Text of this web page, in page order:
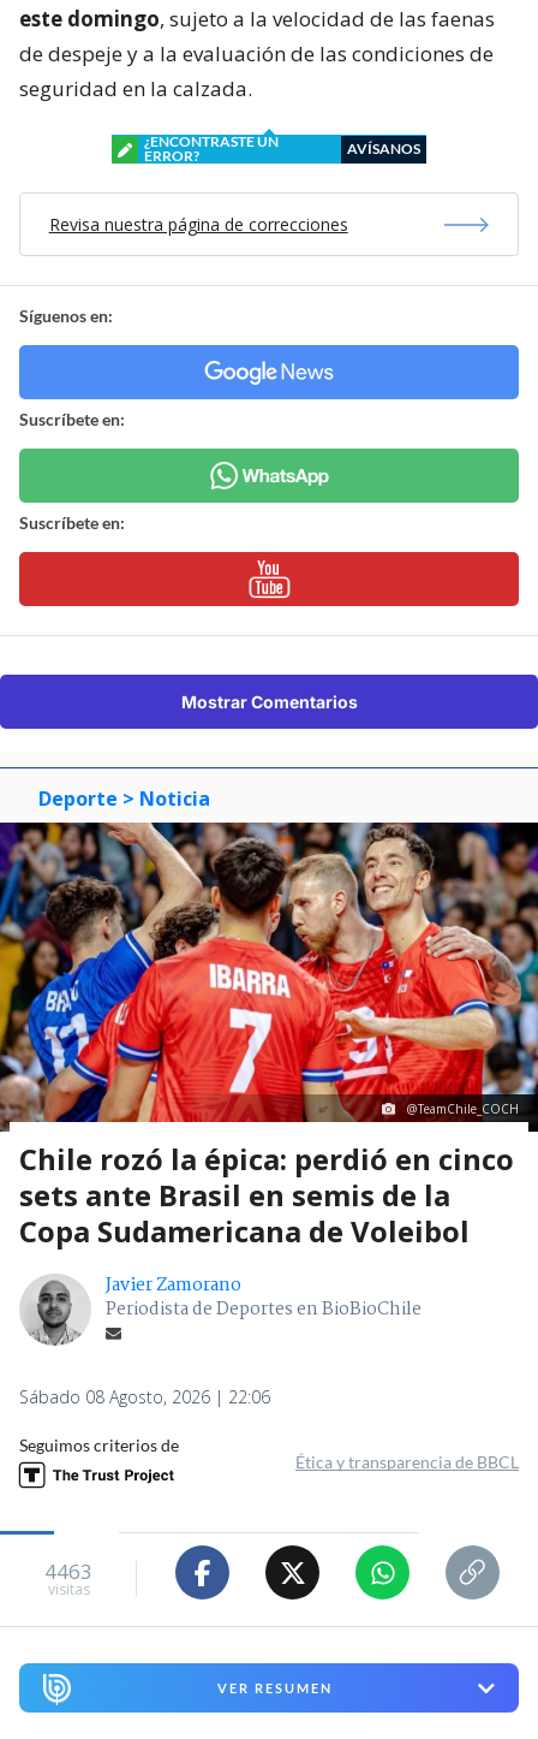
este domingo, sujeto a la velocidad de las faenas
de despeje y a la evaluación de las condiciones de
seguridad en la calzada.
¿ENCONTRASTE UN
ERROR?
AVÍSANOS
Revisa nuestra página de correcciones
Síguenos en:
Suscríbete en:
Suscríbete en:
Mostrar Comentarios
Deporte > Noticia
@TeamChile_COCH
Chile rozó la épica: perdió en cinco
sets ante Brasil en semis de la
Copa Sudamericana de Voleibol
Javier Zamorano
Periodista de Deportes en BioBioChile
Sábado 08 Agosto, 2026 | 22:06
Seguimos criterios de
Ética y transparencia de BBCL
4463
visitas
VER RESUMEN